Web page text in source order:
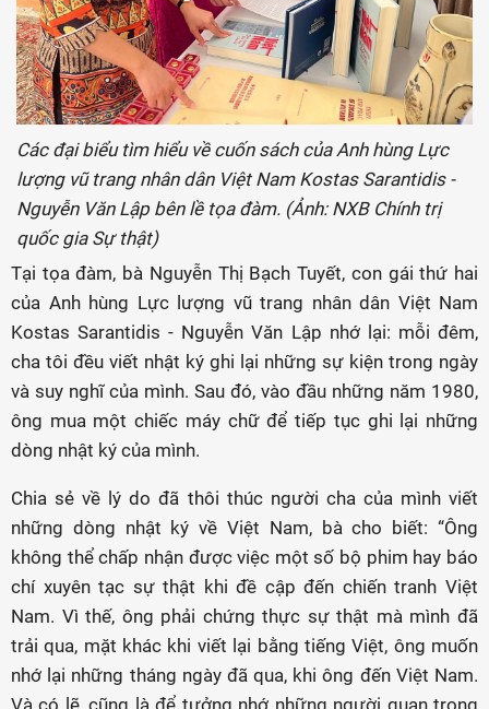
Các đại biểu tìm hiểu về cuốn sách của Anh hùng Lực
lượng vũ trang nhân dân Việt Nam Kostas Sarantidis -
Nguyễn Văn Lập bên lề tọa đàm. (Ảnh: NXB Chính trị
quốc gia Sự thật)
Tại tọa đàm, bà Nguyễn Thị Bạch Tuyết, con gái thứ hai
của Anh hùng Lực lượng vũ trang nhân dân Việt Nam
Kostas Sarantidis - Nguyễn Văn Lập nhớ lại: mỗi đêm,
cha tôi đều viết nhật ký ghi lại những sự kiện trong ngày
và suy nghĩ của mình. Sau đó, vào đầu những năm 1980,
ông mua một chiếc máy chữ để tiếp tục ghi lại những
dòng nhật ký của mình.
Chia sẻ về lý do đã thôi thúc người cha của mình viết
những dòng nhật ký về Việt Nam, bà cho biết: “Ông
không thể chấp nhận được việc một số bộ phim hay báo
chí xuyên tạc sự thật khi đề cập đến chiến tranh Việt
Nam. Vì thế, ông phải chứng thực sự thật mà mình đã
trải qua, mặt khác khi viết lại bằng tiếng Việt, ông muốn
nhớ lại những tháng ngày đã qua, khi ông đến Việt Nam.
Và có lẽ, cũng là để tưởng nhớ những người quan trọng